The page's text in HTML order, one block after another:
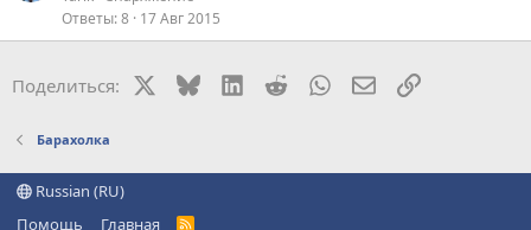
Ответы 8 17 Авг 2015
Поделиться: BlueskyLinkedIn
RedditWhatsAppЭлектронная
Ссылка
Барахолка
Russian (RU)
Помощь
Главная R